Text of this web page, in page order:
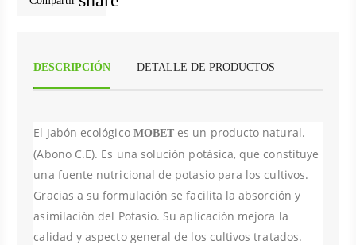
DESCRIPCIÓN DETALLE DE PRODUCTOS
El Jabón ecológico MOBET es un producto natural.
(Abono C.E). Es una solución potásica, que constituye
una fuente nutricional de potasio para los cultivos.
Gracias a su formulación se facilita la absorción y
asimilación del Potasio. Su aplicación mejora la
calidad y aspecto general de los cultivos tratados.